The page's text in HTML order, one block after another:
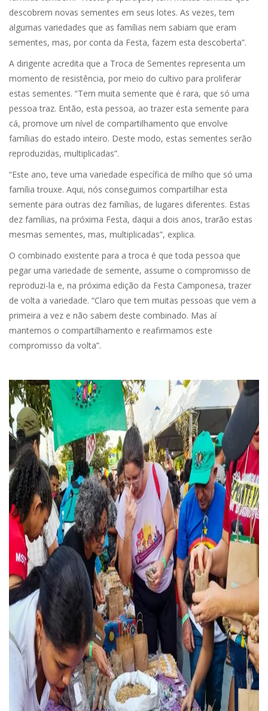
descobrem novas sementes em seus lotes. As vezes, tem
algumas variedades que as famílias nem sabiam que eram
sementes, mas, por conta da Festa, fazem esta descoberta”.
A dirigente acredita que a Troca de Sementes representa um
momento de resistência, por meio do cultivo para proliferar
estas sementes. “Tem muita semente que é rara, que só uma
pessoa traz. Então, esta pessoa, ao trazer esta semente para
cá, promove um nível de compartilhamento que envolve
famílias do estado inteiro. Deste modo, estas sementes serão
reproduzidas, multiplicadas”.
“Este ano, teve uma variedade específica de milho que só uma
família trouxe. Aqui, nós conseguimos compartilhar esta
semente para outras dez famílias, de lugares diferentes. Estas
dez famílias, na próxima Festa, daqui a dois anos, trarão estas
mesmas sementes, mas, multiplicadas”, explica.
O combinado existente para a troca é que toda pessoa que
pegar uma variedade de semente, assume o compromisso de
reproduzi-la e, na próxima edição da Festa Camponesa, trazer
de volta a variedade. “Claro que tem muitas pessoas que vem a
primeira a vez e não sabem deste combinado. Mas aí
mantemos o compartilhamento e reafirmamos este
compromisso da volta”.